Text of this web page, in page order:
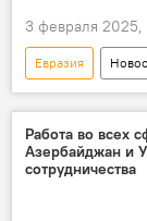
3 февраля 2025,
Евразия
Россия
посол
Сергей Лавров
Работа во всех
Азербайджан и
сотрудничества